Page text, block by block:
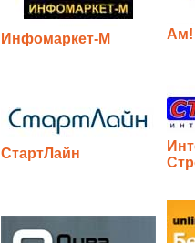
Инфомаркет-М Ам!
СтартЛайн